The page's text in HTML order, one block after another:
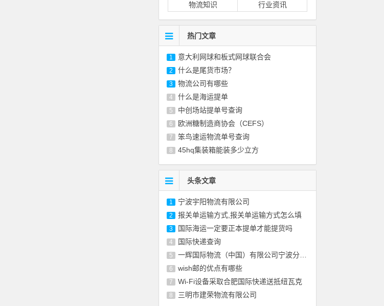
物流知识 行业资讯
热门文章
1 意大利网球和板式网球联合会
2 什么是尾货市场？
3 物流公司有哪些
4 什么是海运提单
5 中创场站提单号查询
6 欧洲糖制造商协会（CEFS）
7 笨鸟速运物流单号查询
8 45hq集装箱能装多少立方
头条文章
1 宁波宇阳物流有限公司
2 报关单运输方式,报关单运输方式怎么填
3 国际海运一定要正本提单才能提货吗
4 国际快递查询
5 一辉国际物流（中国）有限公司宁波分公司
6 wish邮的优点有哪些
7 Wi-Fi设备采取合肥国际快递送抵纽瓦克
8 三明市建荣物流有限公司